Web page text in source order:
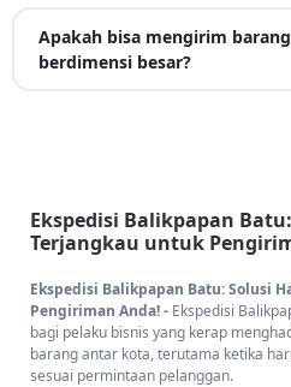
Apakah bisa mengirim
berdimensi besar?
Ekspedisi Balikpapan
Terjangkau untuk
Ekspedisi Balikpapan Batu: Solusi
Pengiriman Anda! - Ekspedisi
bagi pelaku bisnis yang kerap
barang antar kota, terutama ketika
sesuai permintaan pelanggan.